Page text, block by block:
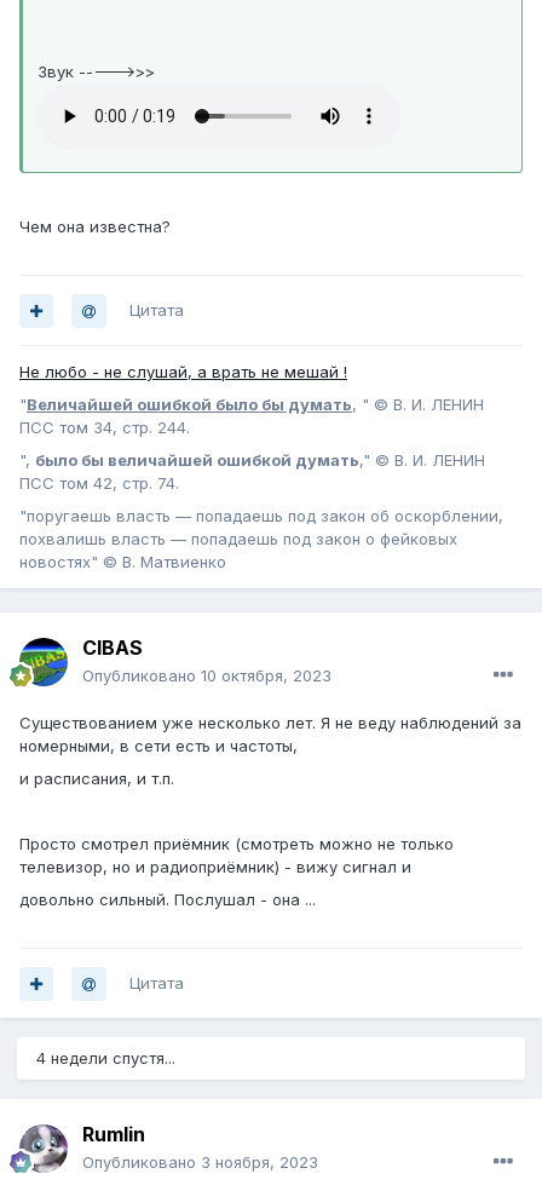
Звук ----->>>
Чем она известна?
Цитата
Не любо - не слушай, а врать не мешай !
"Величайшей ошибкой было бы думать, " © В. И. ЛЕНИН
ПСС том 34, стр. 244.
", было бы величайшей ошибкой думать," © В. И. ЛЕНИН
ПСС том 42, стр. 74.
"поругаешь власть — попадаешь под закон об оскорблении,
похвалишь власть — попадаешь под закон о фейковых
новостях" © В. Матвиенко
CIBAS
Опубликовано 10 октября, 2023
Существованием уже несколько лет. Я не веду наблюдений за
номерными, в сети есть и частоты,
и расписания, и т.п.
Просто смотрел приёмник (смотреть можно не только
телевизор, но и радиоприёмник) - вижу сигнал и
довольно сильный. Послушал - она ...
Цитата
4 недели спустя...
Rumlin
Опубликовано 3 ноября, 2023